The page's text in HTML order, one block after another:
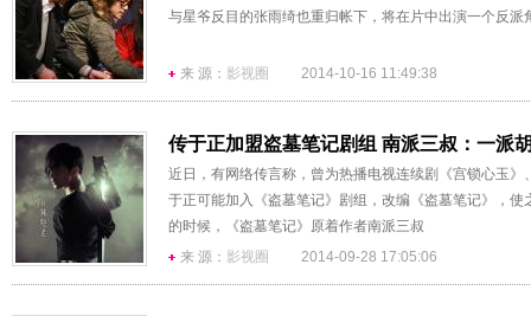
与星爷反目的张雨绮也重归帐下，将在片中出演一个反派
来 源： 影视圈 2014-10-16 11:49:38
传于正加盟盗墓笔记剧组 南派三叔：一派
近日，有网络传言称，曾为热播电视连续剧《宫锁心玉
于正可能加入《盗墓笔记》剧组，改编《盗墓笔记》，
的时候，《盗墓笔记》原着作者南派三叔
来 源： 影视圈 2014-09-28 17:05:06